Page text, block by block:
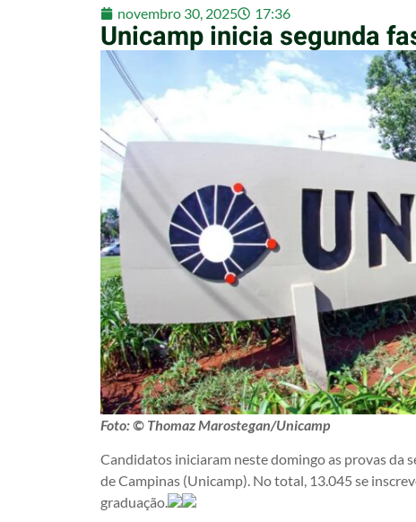
novembro 30, 2025 17:36
Unicamp inicia segunda
Foto: © Thomaz Marostegan/Unicamp
Candidatos iniciaram neste domingo as provas da
de Campinas (Unicamp). No total, 13.045 se
graduação.